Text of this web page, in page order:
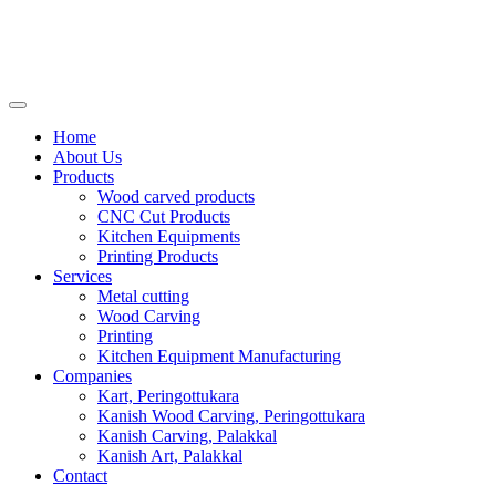
Home
About Us
Products
Wood carved products
CNC Cut Products
Kitchen Equipments
Printing Products
Services
Metal cutting
Wood Carving
Printing
Kitchen Equipment Manufacturing
Companies
Kart, Peringottukara
Kanish Wood Carving, Peringottukara
Kanish Carving, Palakkal
Kanish Art, Palakkal
Contact